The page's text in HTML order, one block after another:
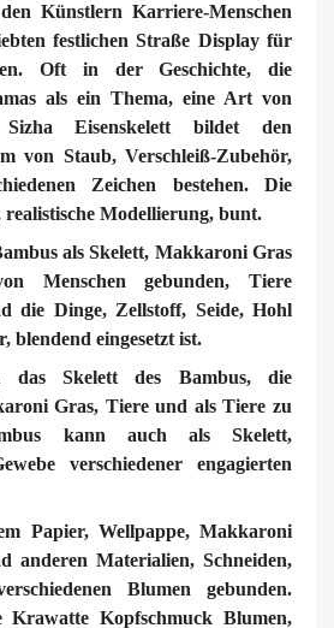
Künstlern Karriere-Menschen
festlichen Straße Display für
Oft in der Geschichte, die
als ein Thema, eine Art von
Eisenskelett bildet den
von Staub, Verschleiß-Zubehör,
Zeichen bestehen. Die
realistische Modellierung, bunt.
als Skelett, Makkaroni Gras
Menschen gebunden, Tiere
die Dinge, Zellstoff, Seide, Hohl
blendend eingesetzt ist.
das Skelett des Bambus, die
Gras, Tiere und als Tiere zu
kann auch als Skelett,
verschiedener engagierten
Papier, Wellpappe, Makkaroni
anderen Materialien, Schneiden,
Blumen gebunden.
Krawatte Kopfschmuck Blumen,